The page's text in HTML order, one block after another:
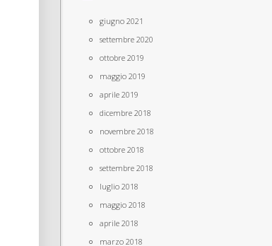
giugno 2021
settembre 2020
ottobre 2019
maggio 2019
aprile 2019
dicembre 2018
novembre 2018
ottobre 2018
settembre 2018
luglio 2018
maggio 2018
aprile 2018
marzo 2018